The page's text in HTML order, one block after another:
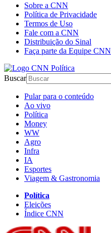
Sobre a CNN
Política de Privacidade
Termos de Uso
Fale com a CNN
Distribuição do Sinal
Faça parte da Equipe CNN
Buscar
Pular para o conteúdo
Ao vivo
Política
Money
WW
Agro
Infra
IA
Esportes
Viagem & Gastronomia
Política
Eleições
Índice CNN